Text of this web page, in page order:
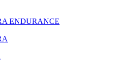
ENDURANCE